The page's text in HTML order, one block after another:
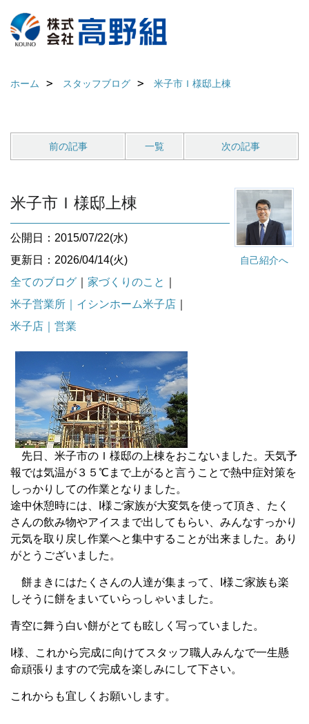
ホーム スタッフブログ 米子市Ｉ様邸上棟
前の記事 一覧 次の記事
自己紹介へ
米子市Ｉ様邸上棟
公開日：2015/07/22(水)
更新日：2026/04/14(火)
全てのブログ
家づくりのこと
米子営業所｜イシンホーム米子店
米子店｜営業
先日、米子市のＩ様邸の上棟をおこないました。天気予
報では気温が３５℃まで上がると言うことで熱中症対策を
しっかりしての作業となりました。
途中休憩時には、I様ご家族が大変気を使って頂き、たく
さんの飲み物やアイスまで出してもらい、みんなすっかり
元気を取り戻し作業へと集中することが出来ました。あり
がとうございました。
餅まきにはたくさんの人達が集まって、I様ご家族も楽
しそうに餅をまいていらっしゃいました。
青空に舞う白い餅がとても眩しく写っていました。
I様、これから完成に向けてスタッフ職人みんなで一生懸
命頑張りますので完成を楽しみにして下さい。
これからも宜しくお願いします。